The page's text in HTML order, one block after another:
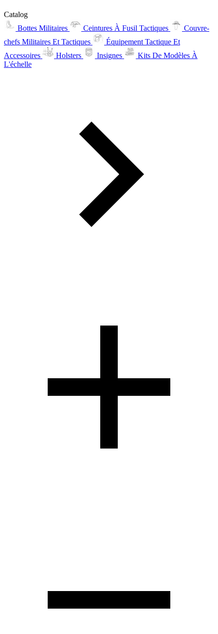
Catalog
Bottes Militaires
Ceintures À Fusil Tactiques
Couvre-
chefs Militaires Et Tactiques
Équipement Tactique Et
Accessoires
Holsters Insignes
Kits De Modèles À
L'échelle